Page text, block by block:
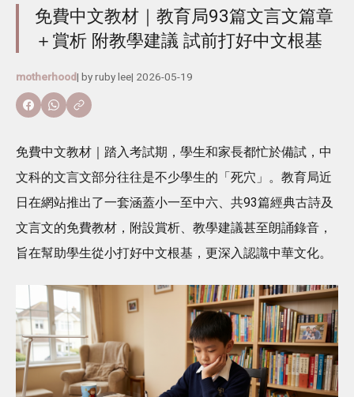
免費中文教材｜教育局93篇文言文篇章
＋賞析 附教學建議 試前打好中文根基
motherhood| byruby lee| 2026-05-19
免費中文教材｜踏入考試期，學生和家長都忙於備試，中
文科的文言文部分往往是不少學生的「死穴」。教育局近
日在網站推出了一套涵蓋小一至中六、共93篇經典古詩及
文言文的免費教材，附設賞析、教學建議甚至朗誦錄音，
旨在幫助學生從小打好中文根基，更深入認識中華文化。